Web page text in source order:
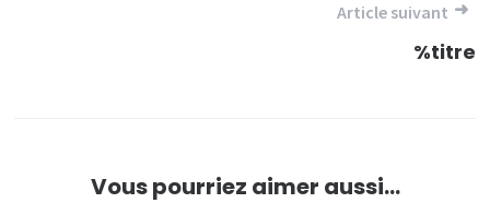
Article suivant
%titre
Vous pourriez aimer aussi...